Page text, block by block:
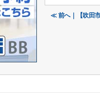
≪ 前へ｜【吹田